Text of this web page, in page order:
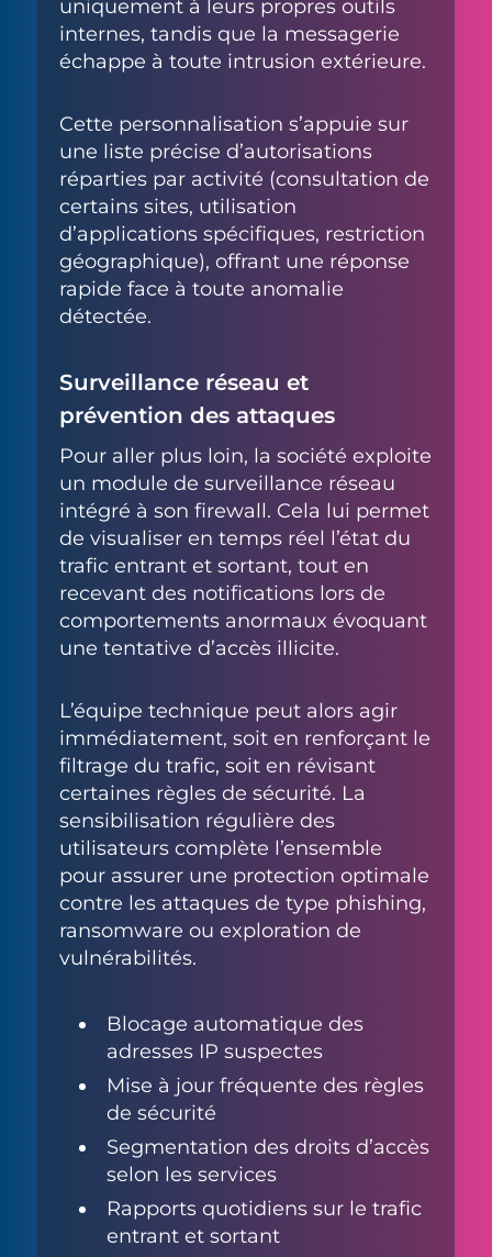
uniquement à leurs propres outils
internes, tandis que la messagerie
échappe à toute intrusion extérieure.
Cette personnalisation s’appuie sur
une liste précise d’autorisations
réparties par activité (consultation de
certains sites, utilisation
d’applications spécifiques, restriction
géographique), offrant une réponse
rapide face à toute anomalie
détectée.
Surveillance réseau et
prévention des attaques
Pour aller plus loin, la société exploite
un module de surveillance réseau
intégré à son firewall. Cela lui permet
de visualiser en temps réel l’état du
trafic entrant et sortant, tout en
recevant des notifications lors de
comportements anormaux évoquant
une tentative d’accès illicite.
L’équipe technique peut alors agir
immédiatement, soit en renforçant le
filtrage du trafic, soit en révisant
certaines règles de sécurité. La
sensibilisation régulière des
utilisateurs complète l’ensemble
pour assurer une protection optimale
contre les attaques de type phishing,
ransomware ou exploration de
vulnérabilités.
Blocage automatique des
adresses IP suspectes
Mise à jour fréquente des règles
de sécurité
Segmentation des droits d’accès
selon les services
Rapports quotidiens sur le trafic
entrant et sortant